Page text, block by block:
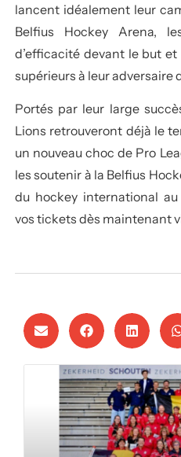
lancent idéalement leur
Belfius Hockey Arena,
d’efficacité devant le but
supérieurs à leur adversaire
Portés par leur large
Lions retrouveront déjà le
un nouveau choc de Pro
les soutenir à la Belfius
du hockey international au
vos tickets dès maintenant